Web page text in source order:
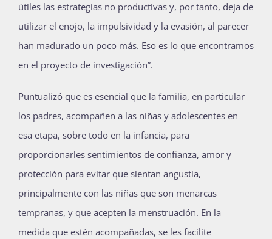
útiles las estrategias no productivas y, por tanto, deja de
utilizar el enojo, la impulsividad y la evasión, al parecer
han madurado un poco más. Eso es lo que encontramos
en el proyecto de investigación”.
Puntualizó que es esencial que la familia, en particular
los padres, acompañen a las niñas y adolescentes en
esa etapa, sobre todo en la infancia, para
proporcionarles sentimientos de confianza, amor y
protección para evitar que sientan angustia,
principalmente con las niñas que son menarcas
tempranas, y que acepten la menstruación. En la
medida que estén acompañadas, se les facilite